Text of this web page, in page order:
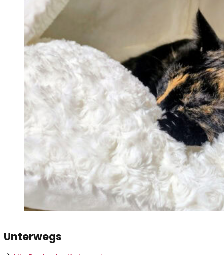
Unterwegs